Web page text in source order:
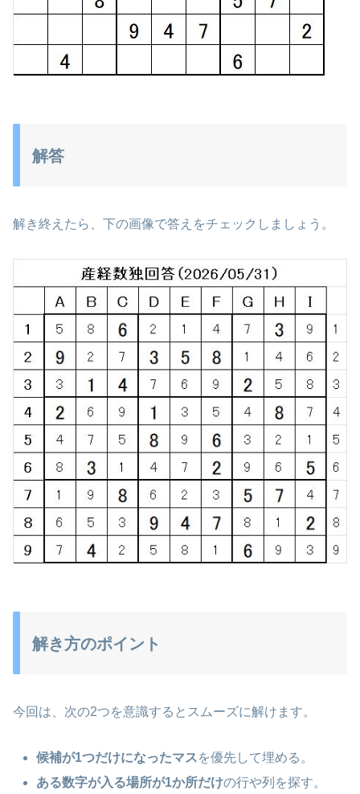
解答
解き終えたら、下の画像で答えをチェックしましょう。
解き方のポイント
今回は、次の2つを意識するとスムーズに解けます。
候補が1つだけになったマスを優先して埋める。
ある数字が入る場所が1か所だけの行や列を探す。